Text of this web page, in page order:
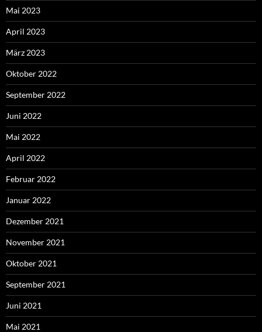
Mai 2023
April 2023
März 2023
Oktober 2022
September 2022
Juni 2022
Mai 2022
April 2022
Februar 2022
Januar 2022
Dezember 2021
November 2021
Oktober 2021
September 2021
Juni 2021
Mai 2021